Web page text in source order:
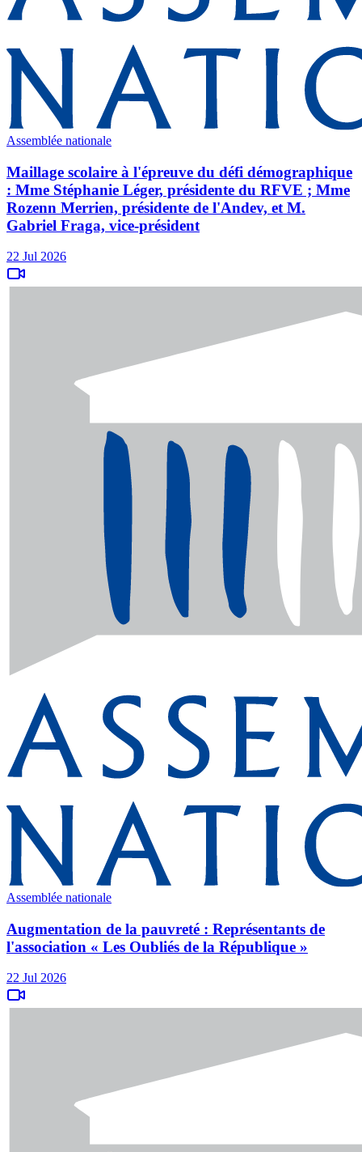
Assemblée nationale
Maillage scolaire à l'épreuve du défi démographique
: Mme Stéphanie Léger, présidente du RFVE ; Mme
Rozenn Merrien, présidente de l'Andev, et M.
Gabriel Fraga, vice-président
22 Jul 2026
Assemblée nationale
Augmentation de la pauvreté : Représentants de
l'association « Les Oubliés de la République »
22 Jul 2026